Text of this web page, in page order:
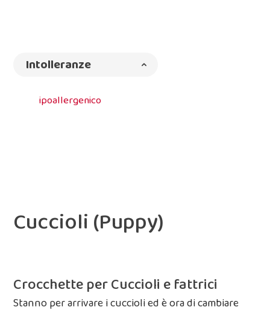
Intolleranze
ipoallergenico
Cuccioli (Puppy)
Crocchette per Cuccioli e fattrici
Stanno per arrivare i cuccioli ed è ora di cambiare